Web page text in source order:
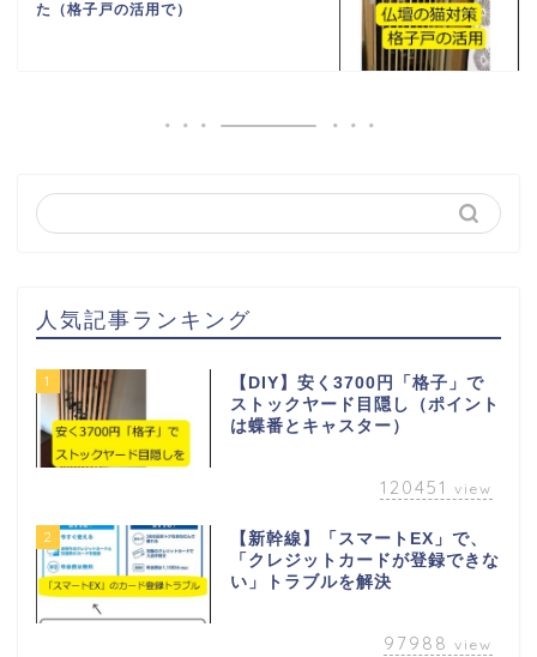
た（格子戸の活用で）
人気記事ランキング
1
【DIY】安く3700円「格子」で
ストックヤード目隠し（ポイント
は蝶番とキャスター）
120451 view
2
【新幹線】「スマートEX」で、
「クレジットカードが登録できな
い」トラブルを解決
97988 view